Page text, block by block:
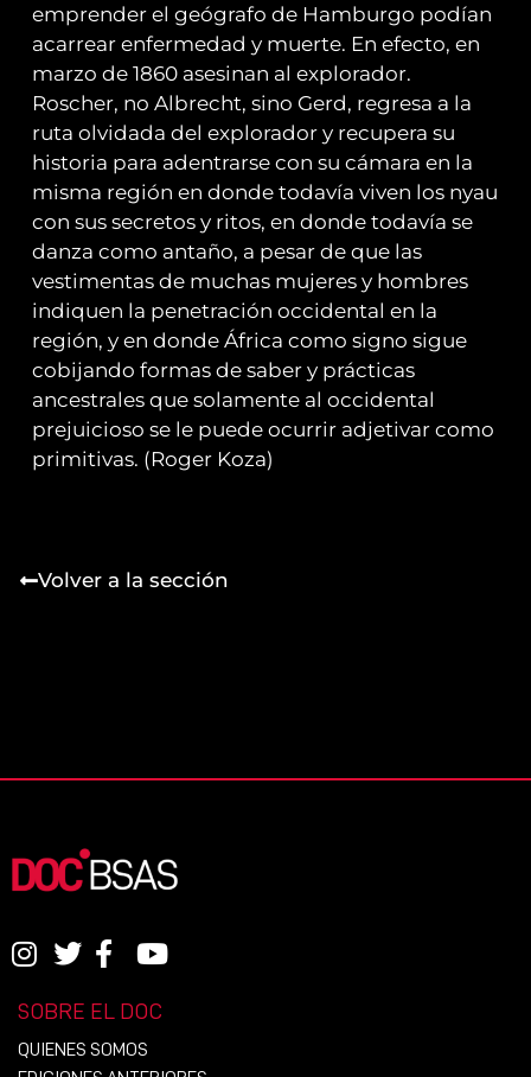
emprender el geógrafo de Hamburgo podían
acarrear enfermedad y muerte. En efecto, en
marzo de 1860 asesinan al explorador.
Roscher, no Albrecht, sino Gerd, regresa a la
ruta olvidada del explorador y recupera su
historia para adentrarse con su cámara en la
misma región en donde todavía viven los nyau
con sus secretos y ritos, en donde todavía se
danza como antaño, a pesar de que las
vestimentas de muchas mujeres y hombres
indiquen la penetración occidental en la
región, y en donde África como signo sigue
cobijando formas de saber y prácticas
ancestrales que solamente al occidental
prejuicioso se le puede ocurrir adjetivar como
primitivas. (Roger Koza)
Volver a la sección
SOBRE EL DOC
QUIENES SOMOS